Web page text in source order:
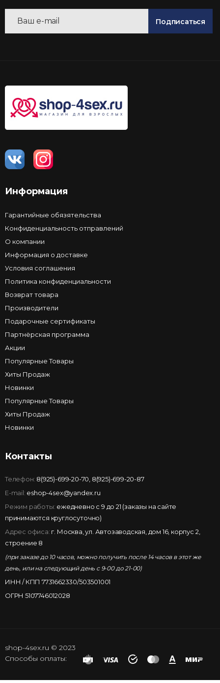
Подписаться
Информация
Гарантийные обязятельства
Конфиденциальность отправлений
О компании
Информация о доставке
Условия соглашения
Политика конфиденциальности
Возврат товара
Производители
Подарочные сертификаты
Партнёрская программа
Акции
Популярные Товары
Хиты Продаж
Новинки
Популярные Товары
Хиты Продаж
Новинки
Контакты
Телефон: 8(925)-699-20-70 8(925)-699-20-87
E-mail: eshop-4sex@yandex.ru
Режим работы: ежедневно с 9 до 21 (заказы на сайте
принимаются круглосуточно)
Адрес офиса: г. Москва, ул. Автозаводская, дом 16, корпус 2,
строение 8
(при заказе до 10 часов, можно получить после 14 часов в этот же
день, или на следующий день с 9-00 до 21-00)
ИНН / КПП 7731662330/503501001
ОГРН 5107746012028
shop-4sex.ru © 2023
Способы оплаты: